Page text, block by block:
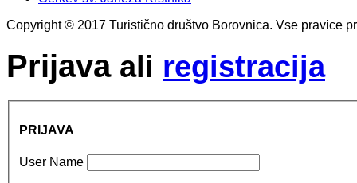
Copyright © 2017 Turistično društvo Borovnica. Vse pravice
Prijava ali registracija
PRIJAVA
User Name